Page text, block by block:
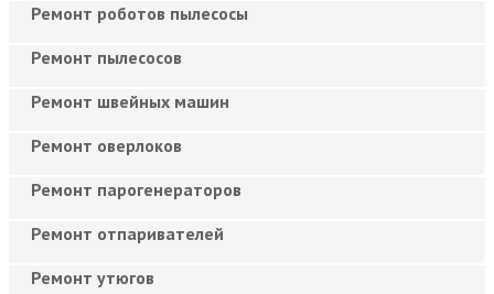
Ремонт роботов пылесосы
Ремонт пылесосов
Ремонт швейных машин
Ремонт оверлоков
Ремонт парогенераторов
Ремонт отпаривателей
Ремонт утюгов